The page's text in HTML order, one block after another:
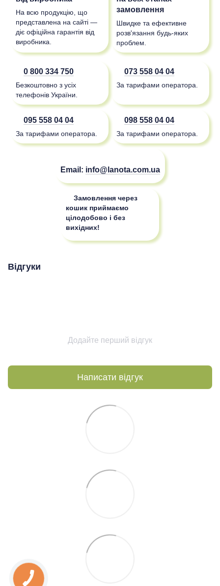
На всю продукцію, що
представлена на сайті —
діє офіційна гарантія від
виробника.
замовлення
Швидке та ефективне
розв'язання будь-яких
проблем.
0 800 334 750
Безкоштовно з усіх
телефонів України.
073 558 04 04
За тарифами оператора.
095 558 04 04
За тарифами оператора.
098 558 04 04
За тарифами оператора.
Email: info@lanota.com.ua
Замовлення через
кошик приймаємо
цілодобово і без
вихідних!
Відгуки
Додайте перший відгук
Написати відгук